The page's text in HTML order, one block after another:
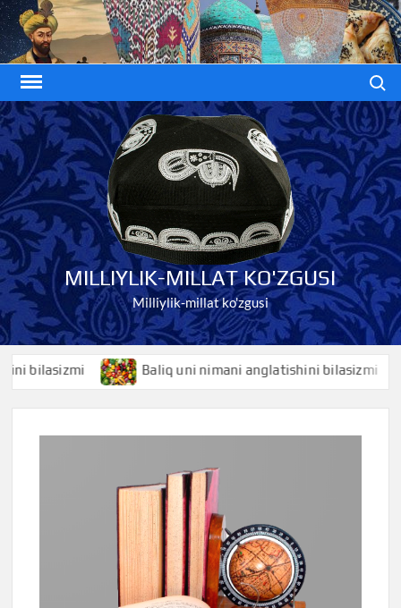
Skip
to
content
MILLIYLIK-MILLAT KO'ZGUSI
Milliylik-millat ko'zgusi
Baliq uni nimani anglatishini bilasizmi